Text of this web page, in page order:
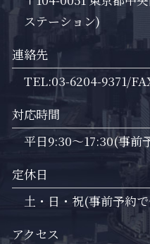
ステーション)
連絡先
TEL:03-6204-9371/
対応時間
平日9:30～17:30(事前
定休日
土・日・祝(事前予約
アクセス